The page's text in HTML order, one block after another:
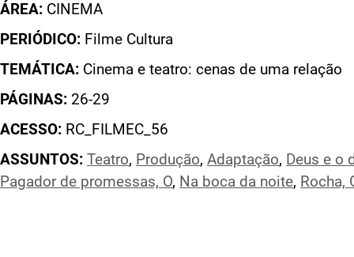
ÁREA: CINEMA
PERIÓDICO: Filme Cultura
TEMÁTICA: Cinema e teatro: cenas de uma relação
PÁGINAS: 26-29
ACESSO: RC_FILMEC_56
ASSUNTOS: Teatro, Produção, Adaptação, Deus e o
Pagador de promessas, O, Na boca da noite, Rocha,